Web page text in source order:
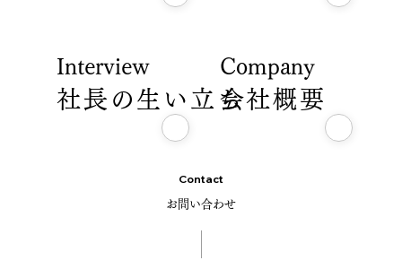
Interview
社長の生い立ち
Company
会社概要
Contact
お問い合わせ